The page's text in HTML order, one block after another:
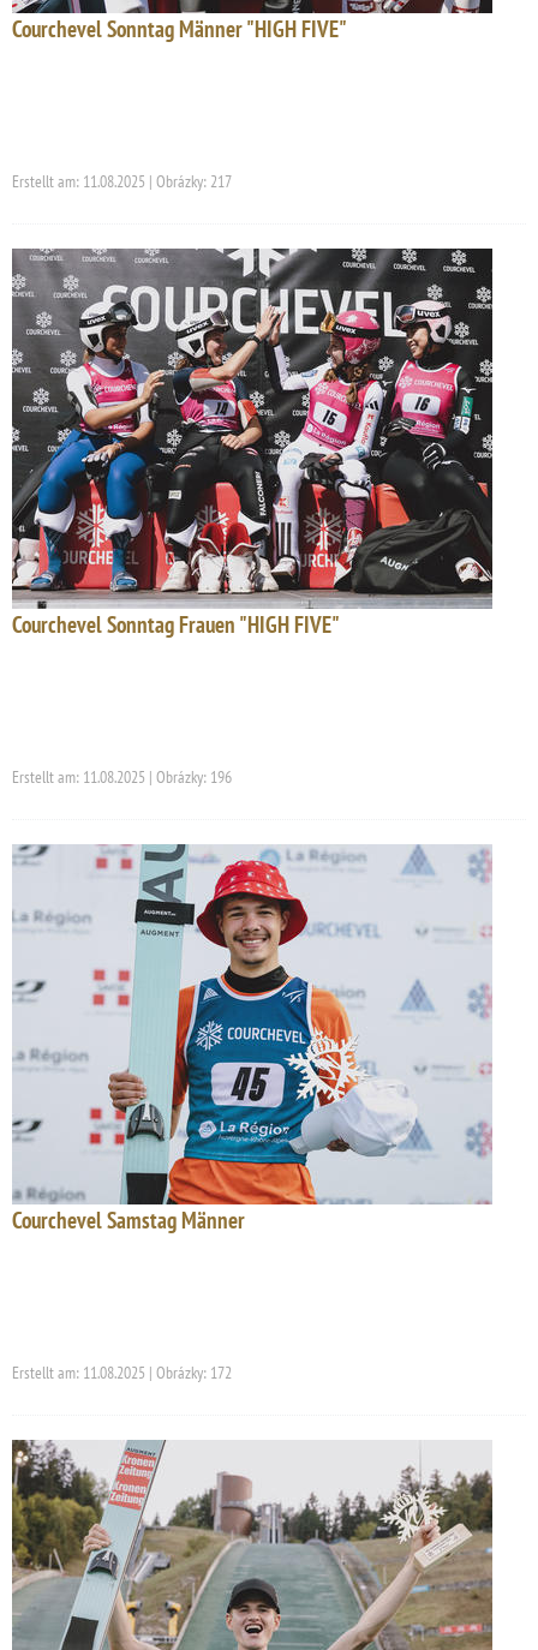
Courchevel Sonntag Männer "HIGH FIVE"
Erstellt am: 11.08.2025 | Obrázky: 217
Courchevel Sonntag Frauen "HIGH FIVE"
Erstellt am: 11.08.2025 | Obrázky: 196
Courchevel Samstag Männer
Erstellt am: 11.08.2025 | Obrázky: 172